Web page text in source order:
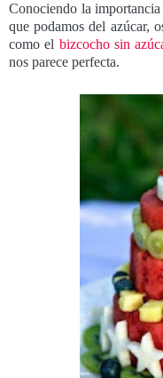
Conociendo la
que podamos del azúcar,
como el bizcocho sin
nos parece perfecta.